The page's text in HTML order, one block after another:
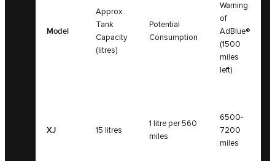
Model
Approx.
Tank
Capacity
(litres)
Potential
Consumption
Warning
of
AdBlue®
(1500
miles
left)
XJ 15 litres
1 litre per 560
miles
6500-
7200
miles